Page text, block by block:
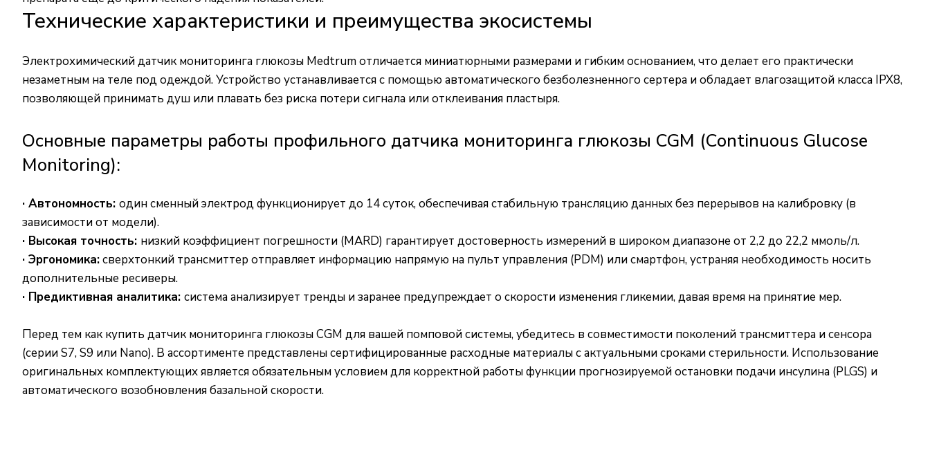
Технические характеристики и преимущества экосистемы
Электрохимический датчик мониторинга глюкозы Medtrum отличается миниатюрными размерами и гибким основанием, что делает его практически
незаметным на теле под одеждой. Устройство устанавливается с помощью автоматического безболезненного сертера и обладает влагозащитой класса IPX8,
позволяющей принимать душ или плавать без риска потери сигнала или отклеивания пластыря.
Основные параметры работы профильного датчика мониторинга глюкозы CGM (Continuous Glucose
Monitoring):
· Автономность: один сменный электрод функционирует до 14 суток, обеспечивая стабильную трансляцию данных без перерывов на калибровку (в
зависимости от модели).
· Высокая точность: низкий коэффициент погрешности (MARD) гарантирует достоверность измерений в широком диапазоне от 2,2 до 22,2 ммоль/л.
· Эргономика:сверхтонкий трансмиттер отправляет информацию напрямую на пульт управления (PDM) или смартфон, устраняя необходимость носить
дополнительные ресиверы.
· Предиктивная аналитика: система анализирует тренды и заранее предупреждает о скорости изменения гликемии, давая время на принятие мер.
Перед тем как купить датчик мониторинга глюкозы CGM для вашей помповой системы, убедитесь в совместимости поколений трансмиттера и сенсора
(серии S7, S9 или Nano). В ассортименте представлены сертифицированные расходные материалы с актуальными сроками стерильности. Использование
оригинальных комплектующих является обязательным условием для корректной работы функции прогнозируемой остановки подачи инсулина (PLGS) и
автоматического возобновления базальной скорости.